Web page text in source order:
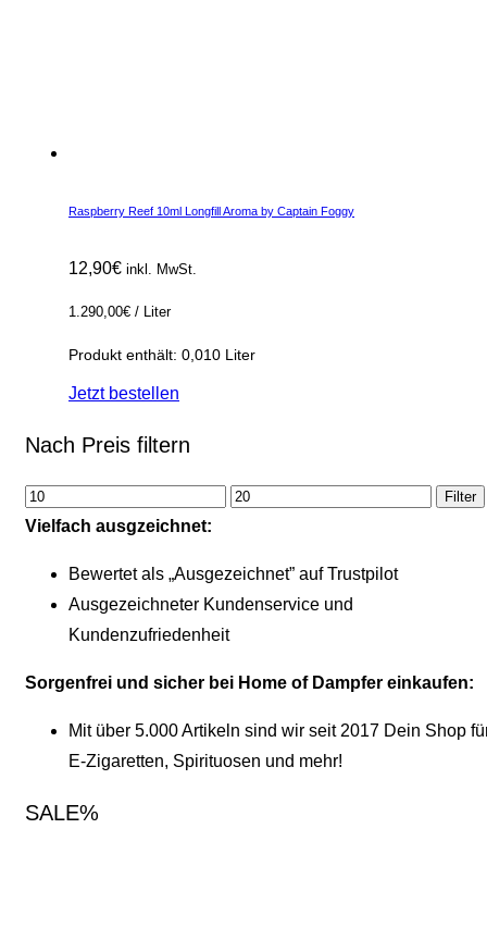
Raspberry Reef 10ml Longfill Aroma by Captain Foggy
12,90€ inkl. MwSt.
1.290,00€ / Liter
Produkt enthält: 0,010 Liter
Jetzt bestellen
Nach Preis filtern
Filter
Vielfach ausgzeichnet:
Bewertet als „Ausgezeichnet” auf Trustpilot
Ausgezeichneter Kundenservice und
Kundenzufriedenheit
Sorgenfrei und sicher bei Home of Dampfer einkaufen:
Mit über 5.000 Artikeln sind wir seit 2017 Dein Shop
E-Zigaretten, Spirituosen und mehr!
SALE%